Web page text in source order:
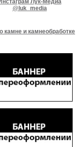
Лук-Медиа
@luk_media
камне и камнеобработке